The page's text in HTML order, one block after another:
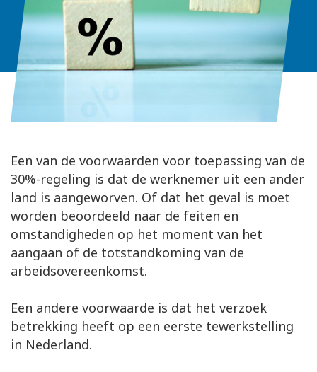
Een van de voorwaarden voor toepassing van de
30%-regeling is dat de werknemer uit een ander
land is aangeworven. Of dat het geval is moet
worden beoordeeld naar de feiten en
omstandigheden op het moment van het
aangaan of de totstandkoming van de
arbeidsovereenkomst.
Een andere voorwaarde is dat het verzoek
betrekking heeft op een eerste tewerkstelling
in Nederland.